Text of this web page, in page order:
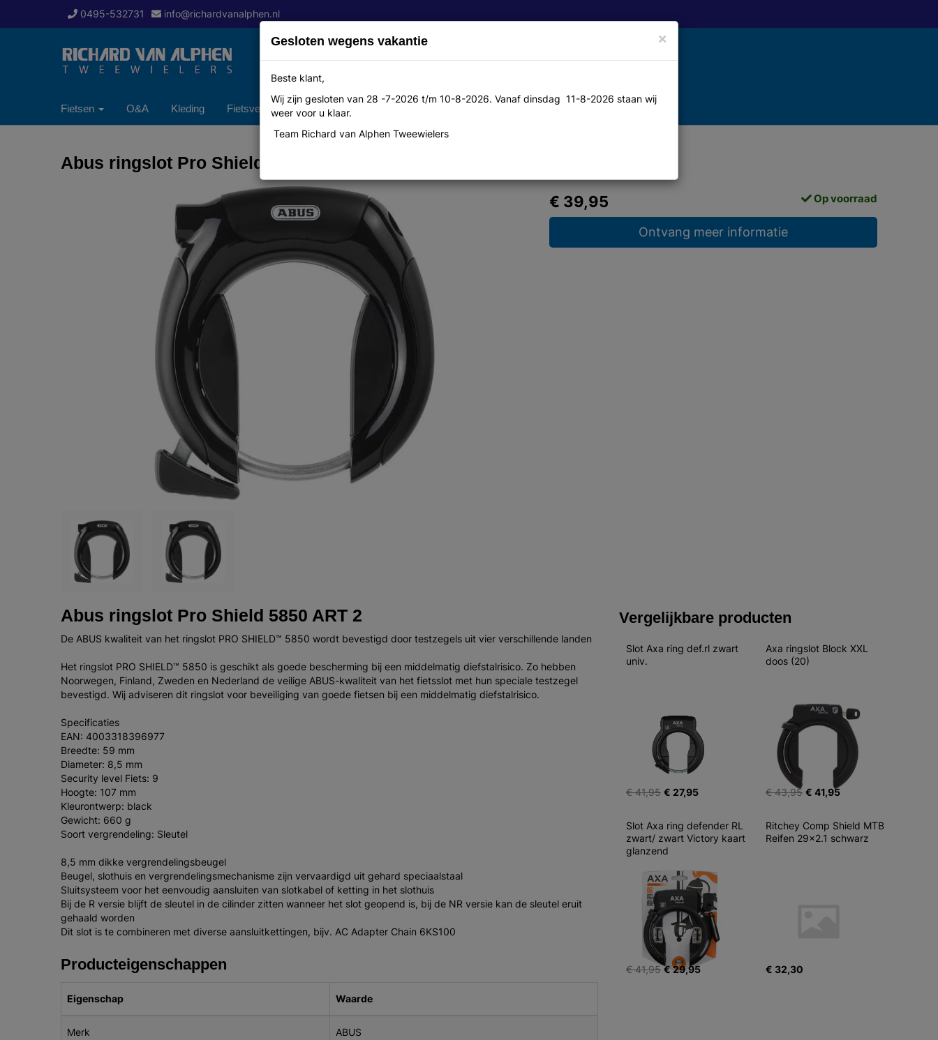
0495-532731 info@richardvanalphen.nl
Fietsen O&A Kleding Fietsverzekering Over ons Contact
Abus ringslot Pro Shield 5850 ART 2
€ 39,95 Op voorraad
Ontvang meer informatie
Abus ringslot Pro Shield 5850 ART 2
De ABUS kwaliteit van het ringslot PRO SHIELD™ 5850 wordt bevestigd door testzegels uit vier verschillende landen
Het ringslot PRO SHIELD™ 5850 is geschikt als goede bescherming bij een middelmatig diefstalrisico. Zo hebben
Noorwegen, Finland, Zweden en Nederland de veilige ABUS-kwaliteit van het fietsslot met hun speciale testzegel
bevestigd. Wij adviseren dit ringslot voor beveiliging van goede fietsen bij een middelmatig diefstalrisico.
Specificaties
EAN: 4003318396977
Breedte: 59 mm
Diameter: 8,5 mm
Security level Fiets: 9
Hoogte: 107 mm
Kleurontwerp: black
Gewicht: 660 g
Soort vergrendeling: Sleutel
8,5 mm dikke vergrendelingsbeugel
Beugel, slothuis en vergrendelingsmechanisme zijn vervaardigd uit gehard speciaalstaal
Sluitsysteem voor het eenvoudig aansluiten van slotkabel of ketting in het slothuis
Bij de R versie blijft de sleutel in de cilinder zitten wanneer het slot geopend is, bij de NR versie kan de sleutel eruit
gehaald worden
Dit slot is te combineren met diverse aansluitkettingen, bijv. AC Adapter Chain 6KS100
Producteigenschappen
Eigenschap Waarde
Merk ABUS
Vergelijkbare producten
Slot Axa ring def.rl zwart
univ.
€ 41,95 € 27,95
Axa ringslot Block XXL
doos (20)
€ 43,95 € 41,95
Slot Axa ring defender RL
zwart/ zwart Victory kaart
glanzend
€ 41,95 € 29,95
Ritchey Comp Shield MTB
Reifen 29x2.1 schwarz
€ 32,30
×
Gesloten wegens vakantie
Beste klant,
Wij zijn gesloten van 28 -7-2026 t/m 10-8-2026. Vanaf dinsdag 11-8-2026 staan wij
weer voor u klaar.
Team Richard van Alphen Tweewielers